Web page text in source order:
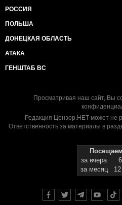
РОССИЯ
ПОЛЬША
ДОНЕЦКАЯ ОБЛАСТЬ
АТАКА
ГЕНШТАБ ВС
Просматривая наш сайт, Вы
Редакция Цензор.НЕТ может не
Ответственность за материалы в
за вчера
за месяц